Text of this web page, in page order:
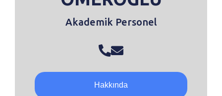
Akademik Personel
Hakkında